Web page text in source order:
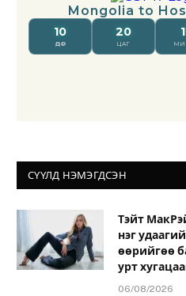
СҮҮЛД НЭМЭГДСЭН
Тэйт
нэг
өөрийгөө
урт
06/08/2026